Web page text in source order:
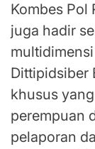
Kombes Pol
juga hadir
Dittipidsiber
khusus
perempuan
pelaporan